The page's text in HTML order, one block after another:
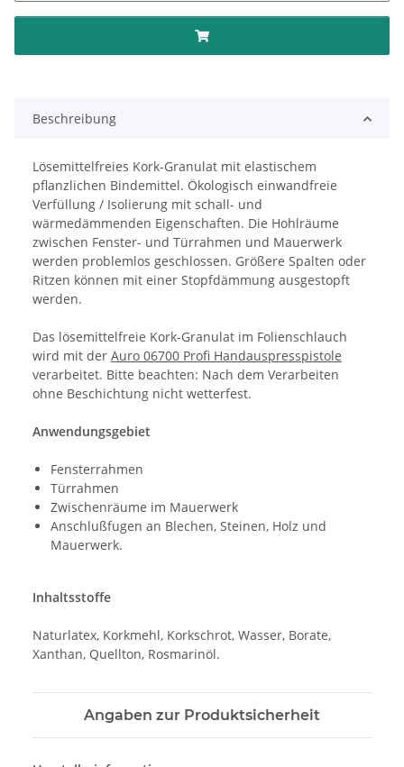
Beschreibung
Lösemittelfreies Kork-Granulat mit elastischem
pflanzlichen Bindemittel. Ökologisch einwandfreie
Verfüllung / Isolierung mit schall- und
wärmedämmenden Eigenschaften. Die Hohlräume
zwischen Fenster- und Türrahmen und Mauerwerk
werden problemlos geschlossen. Größere Spalten oder
Ritzen können mit einer Stopfdämmung ausgestopft
werden.
Das lösemittelfreie Kork-Granulat im Folienschlauch
wird mit der Auro 06700 Profi Handauspresspistole
verarbeitet. Bitte beachten: Nach dem Verarbeiten
ohne Beschichtung nicht wetterfest.
Anwendungsgebiet
Fensterrahmen
Türrahmen
Zwischenräume im Mauerwerk
Anschlußfugen an Blechen, Steinen, Holz und
Mauerwerk.
Inhaltsstoffe
Naturlatex, Korkmehl, Korkschrot, Wasser, Borate,
Xanthan, Quellton, Rosmarinöl.
Angaben zur Produktsicherheit